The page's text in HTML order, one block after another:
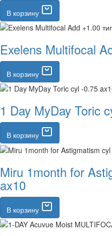
В корзину
Exelens Multifocal
В корзину
1 Day MyDay Toric
В корзину
Miru 1month for
ax10
В корзину